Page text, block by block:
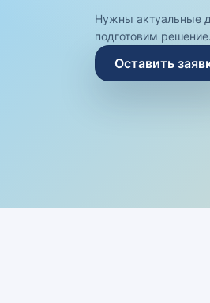
Нужны актуальные
подготовим решение.
Оставить